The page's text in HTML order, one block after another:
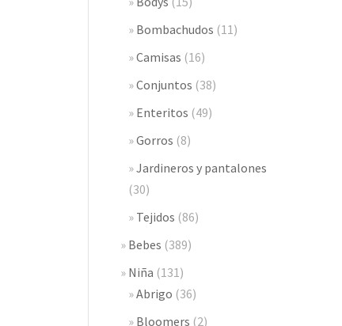
Bombachudos (11)
Camisas (16)
Conjuntos (38)
Enteritos (49)
Gorros (8)
Jardineros y pantalones
(30)
Tejidos (86)
Bebes (389)
Niña (131)
Abrigo (36)
Bloomers (2)